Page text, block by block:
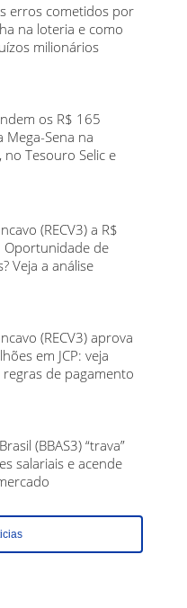
erros cometidos por
na loteria e como
milionários
os R$ 165
Mega-Sena na
no Tesouro Selic e
(RECV3) a R$
Oportunidade de
Veja a análise
(RECV3) aprova
em JCP: veja
regras de pagamento
(BBAS3) “trava”
salariais e acende